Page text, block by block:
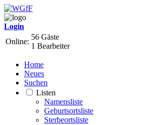
Login
Online:
56 Gäste
1 Bearbeiter
Home
Neues
Suchen
Listen
Namensliste
Geburtsortsliste
Sterbeortsliste